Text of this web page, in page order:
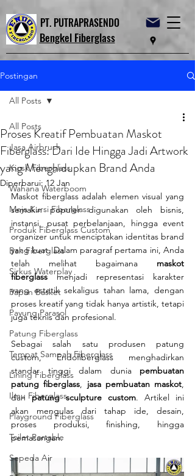
PT. PUTRAPRASENDO
Bengkel Fiberglass
Postingan
All Posts
Jasa Airbrush
Kiosk Fiberglass
Wahana Waterboom
Meja Kursi Fiberglass
Produk Fiberglass Custom
Bak Fiberglass
Sirkus Waterplay
Papan Basket
Payung Parasol
Patung Fiberglass
Tempat Sampah Fiberglass
Lining Fiberglass
Ilmu Fiberglass
Playground Fiberglass
Toilet Portable
Sepeda Air
All Posts
Proses Kreatif Pembuatan Maskot
Fiberglass: Dari Ide Hingga Jadi Artwork
yang Menghidupkan Brand Anda
Diperbarui:12 Jan
Maskot fiberglass adalah elemen visual yang
semakin populer digunakan oleh bisnis,
instansi, pusat perbelanjaan, hingga event
organizer untuk menciptakan identitas brand
yang kuat. Dalam paragraf pertama ini, Anda
telah melihat bagaimana maskot
fiberglass menjadi representasi karakter
yang estetik sekaligus tahan lama, dengan
proses kreatif yang tidak hanya artistik, tetapi
juga teknis dan profesional.
Sebagai salah satu produsen patung
custom, Endofiberglass menghadirkan
standar tinggi dalam dunia pembuatan
patung fiberglass, jasa pembuatan maskot,
dan patung sculpture custom. Artikel ini
akan mengulas dari tahap ide, desain,
proses produksi, finishing, hingga
pemasangan.